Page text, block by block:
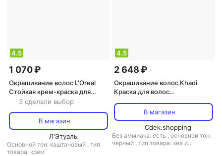
4.5
1 070 ₽
Окрашивание волос L'Oreal
Стойкая крем-краска для
волос "Excellence", оттенок
3 сделали выбор
В магазин
Л'Этуаль
Основной тон: каштановый , тип
товара: крем
4.5
2 648 ₽
Окрашивание волос Khadi
Краска для волос
Растительная краска для
волос "ИНДИГО", 100 г, 100
В магазин
Cdek.shopping
Без аммиака: есть , основной тон:
черный , тип товара: хна и